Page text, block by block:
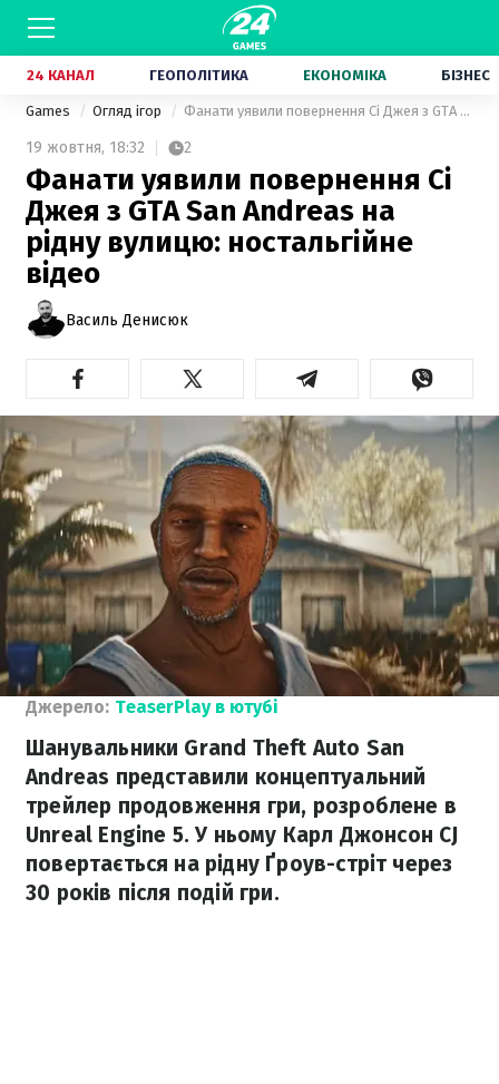
24 КАНАЛ ГЕОПОЛІТИКА ЕКОНОМІКА БІЗНЕС
Games Огляд ігор Фанати уявили повернення Сі Джея з GTA San Andreas на рідну вулицю: ностальгійне відео
19 жовтня, 18:32 2
Фанати уявили повернення Сі
Джея з GTA San Andreas на
рідну вулицю: ностальгійне
відео
Василь Денисюк
Джерело: TeaserPlay в ютубі
Шанувальники Grand Theft Auto San
Andreas представили концептуальний
трейлер продовження гри, розроблене в
Unreal Engine 5. У ньому Карл Джонсон CJ
повертається на рідну Ґроув-стріт через
30 років після подій гри.